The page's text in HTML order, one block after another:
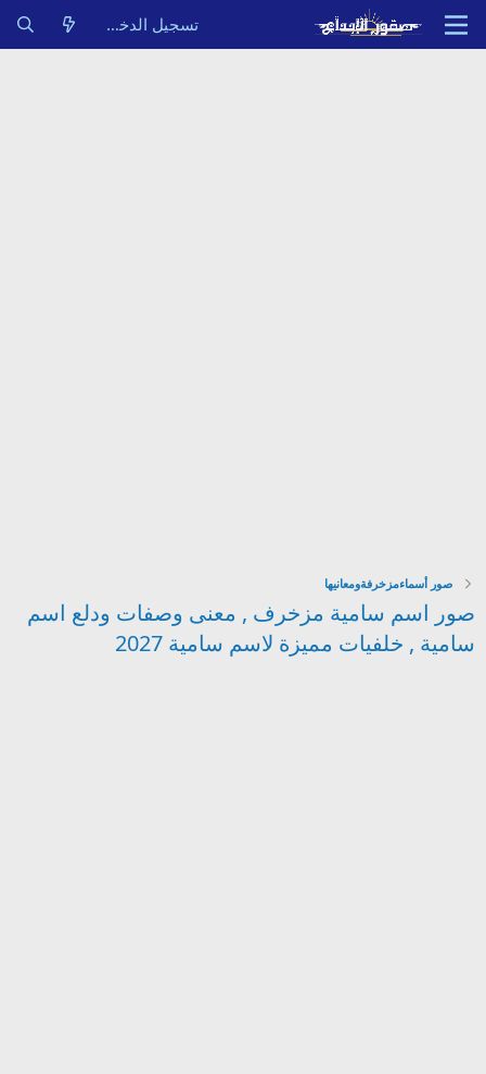
تسجيل الدخول
صور أسماءمزخرفةومعانيها
صور اسم سامية مزخرف , معنى وصفات ودلع اسم
سامية , خلفيات مميزة لاسم سامية 2027